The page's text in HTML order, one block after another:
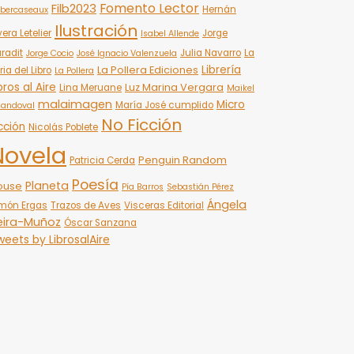
Filb2023 Fomento Lector Hernán
Letelier Ilustración Isabel Allende Jorge
Jorge Cocio José Ignacio Valenzuela Julia Navarro La
del Libro La Pollera La Pollera Ediciones Librería
al Aire Lina Meruane Luz Marina Vergara Maikel
malaimagen María José cumplido Micro
Nicolás Poblete No Ficción
Patricia Cerda Penguin Random
Planeta Poesía Pía Barros Sebastián Pérez
Ergas Trazos de Aves Visceras Editorial Ángela
Muñoz Óscar Sanzana
by LibrosalAire